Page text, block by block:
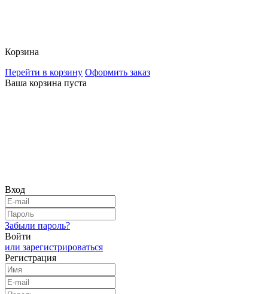
Корзина
Перейти в корзину Оформить заказ
Ваша корзина пуста
Вход
Забыли пароль?
Войти
или зарегистрироваться
Регистрация